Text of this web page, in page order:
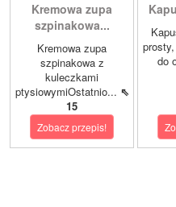
Kremowa zupa
szpinakowa...
Kremowa zupa
szpinakowa z
kuleczkami
ptysiowymiOstatnio... ⇖
15
Zobacz przepis!
do